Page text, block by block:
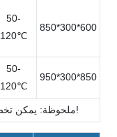
50-
120℃
850*300*600
50-
120℃
950*300*850
ملحوظة: يمكن تخصيص المزيد من الأنماط وفقًا للمتطلبات!